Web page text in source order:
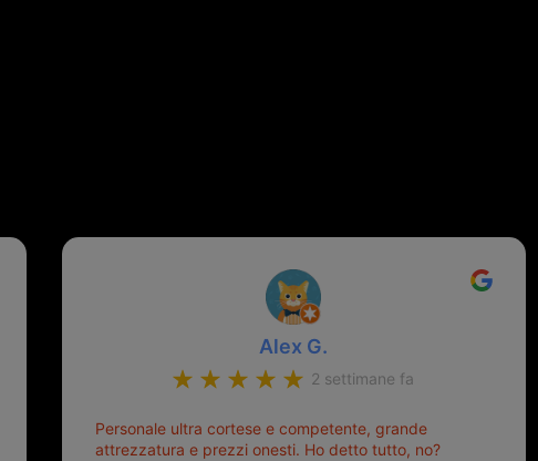
Alex G.
2 settimane fa
Personale ultra cortese e competente, grande
attrezzatura e prezzi onesti. Ho detto tutto, no?